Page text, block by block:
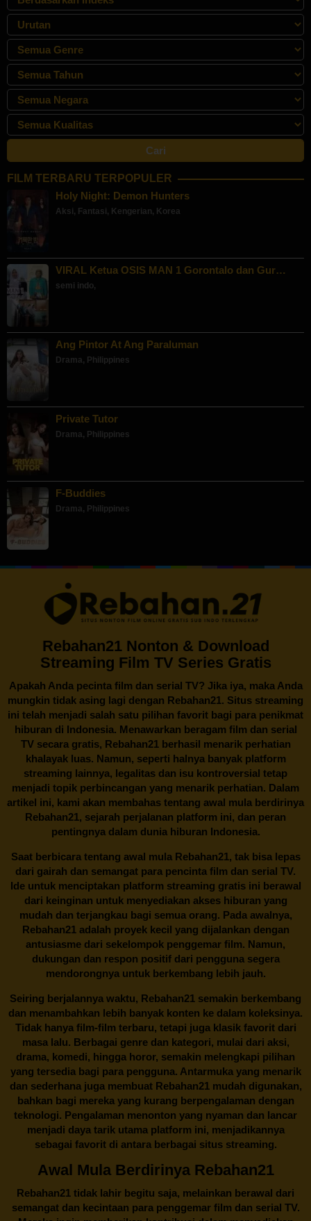
FILM TERBARU TERPOPULER
Holy Night: Demon Hunters
Aksi , Fantasi , Kengerian, Korea
VIRAL Ketua OSIS MAN 1 Gorontalo dan Gur…
semi indo,
Ang Pintor At Ang Paraluman
Drama, Philippines
Private Tutor
Drama, Philippines
F-Buddies
Drama, Philippines
Rebahan21 Nonton & Download
Streaming Film TV Series Gratis
Apakah Anda pecinta film dan serial TV? Jika iya, maka Anda
mungkin tidak asing lagi dengan Rebahan21. Situs streaming
ini telah menjadi salah satu pilihan favorit bagi para penikmat
hiburan di Indonesia. Menawarkan beragam film dan serial
TV secara gratis, Rebahan21berhasil menarik perhatian
khalayak luas. Namun, seperti halnya banyak platform
streaming lainnya, legalitas dan isu kontroversial tetap
menjadi topik perbincangan yang menarik perhatian. Dalam
artikel ini, kami akan membahas tentang awal mula berdirinya
Rebahan21, sejarah perjalanan platform ini, dan peran
pentingnya dalam dunia hiburan Indonesia.
Saat berbicara tentang awal mula Rebahan21, tak bisa lepas
dari gairah dan semangat para pencinta film dan serial TV.
Ide untuk menciptakan platform streaming gratis ini berawal
dari keinginan untuk menyediakan akses hiburan yang
mudah dan terjangkau bagi semua orang. Pada awalnya,
Rebahan21 adalah proyek kecil yang dijalankan dengan
antusiasme dari sekelompok penggemar film. Namun,
dukungan dan respon positif dari pengguna segera
mendorongnya untuk berkembang lebih jauh.
Seiring berjalannya waktu, Rebahan21 semakin berkembang
dan menambahkan lebih banyak konten ke dalam koleksinya.
Tidak hanya film-film terbaru, tetapi juga klasik favorit dari
masa lalu. Berbagai genre dan kategori, mulai dari aksi,
drama, komedi, hingga horor, semakin melengkapi pilihan
yang tersedia bagi para pengguna. Antarmuka yang menarik
dan sederhana juga membuatRebahan21mudah digunakan,
bahkan bagi mereka yang kurang berpengalaman dengan
teknologi. Pengalaman menonton yang nyaman dan lancar
menjadi daya tarik utama platform ini, menjadikannya
sebagai favorit di antara berbagai situs streaming.
Awal Mula Berdirinya Rebahan21
Rebahan21 tidak lahir begitu saja, melainkan berawal dari
semangat dan kecintaan para penggemar film dan serial TV.